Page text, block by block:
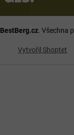
Vytvořil Shoptet
BestBerg.cz. Všechna